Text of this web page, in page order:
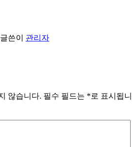
글쓴이 관리자
않습니다. 필수 필드는 *로 표시됩니